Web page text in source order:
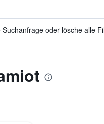
oder lösche alle